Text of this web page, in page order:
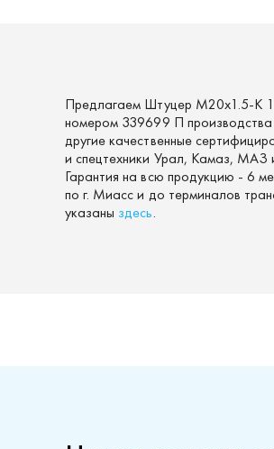
Предлагаем Штуцер М20х1.5-К
номером 339699 П
другие качественные
и спецтехники Урал, Камаз, МАЗ
Гарантия на всю продукцию - 6
по г. Миасс и до терминалов
указаны здесь.